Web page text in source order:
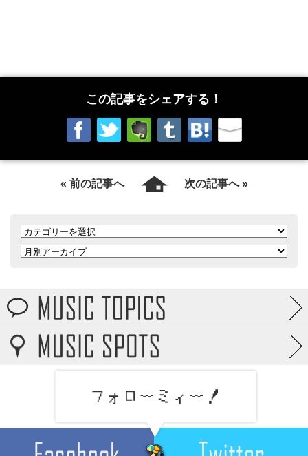
この記事をシェアする！
« 前の記事へ 次の記事へ »